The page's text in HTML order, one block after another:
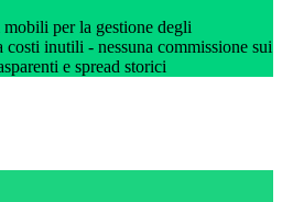
per la gestione degli
inutili - nessuna commissione sui
e spread storici